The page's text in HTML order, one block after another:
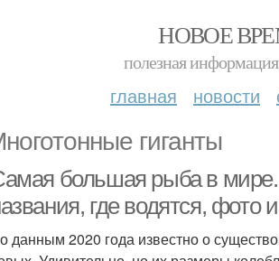
НОВОЕ
полезная
главная новости
гиганты
большая рыба в
где водятся, фото
данным 2020 года известно о